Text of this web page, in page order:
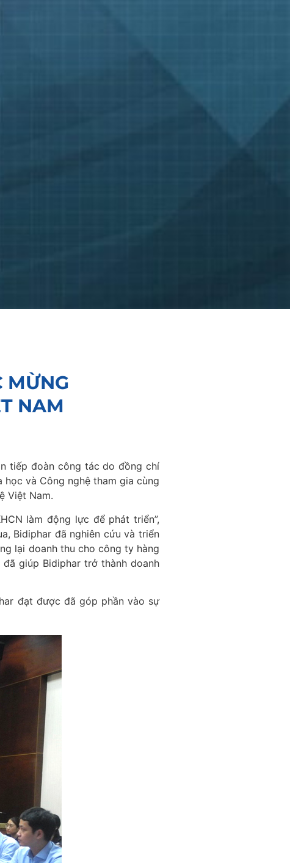
MỪNG
NAM
tiếp đoàn công tác do đồng chí
học và Công nghệ tham gia cùng
Việt Nam.
làm động lực để phát triển”,
Bidiphar đã nghiên cứu và triển
lại doanh thu cho công ty hàng
giúp Bidiphar trở thành doanh
đạt được đã góp phần vào sự